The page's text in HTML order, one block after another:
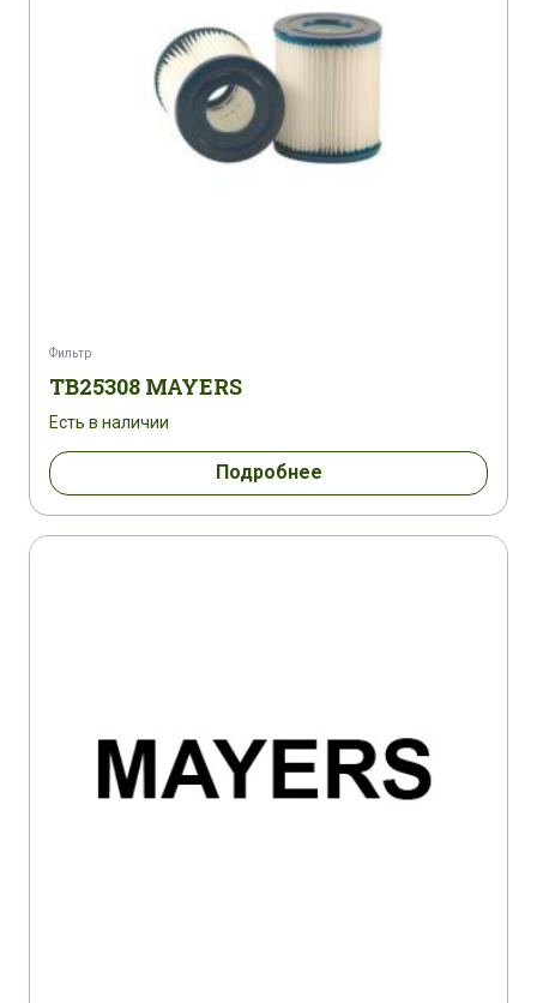
Фильтр
TB25308 MAYERS
Есть в наличии
Подробнее